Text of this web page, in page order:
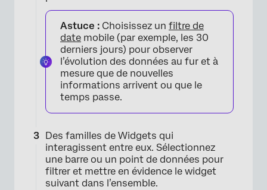
Astuce : Choisissez un filtre de
date mobile (par exemple, les 30
derniers jours) pour observer
l’évolution des données au fur et à
mesure que de nouvelles
informations arrivent ou que le
temps passe.
Des familles de Widgets qui
interagissent entre eux. Sélectionnez
une barre ou un point de données pour
filtrer et mettre en évidence le widget
suivant dans l’ensemble.